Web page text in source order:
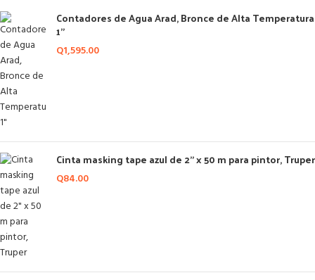
Contadores de Agua Arad, Bronce de Alta Temperatura
1"
Q1,595.00
Cinta masking tape azul de 2" x 50 m para pintor, Truper
Q84.00